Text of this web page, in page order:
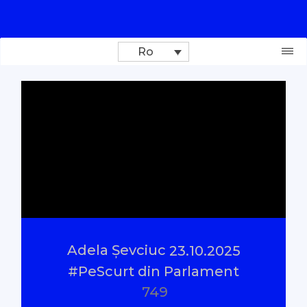
Documentare
Interviu cu sens
Ro
Adela Șevciuc 23.10.2025
#PeScurt din Parlament
749